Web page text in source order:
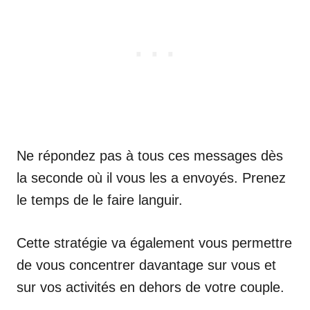
Ne répondez pas à tous ces messages dès
la seconde où il vous les a envoyés. Prenez
le temps de le faire languir.
Cette stratégie va également vous permettre
de vous concentrer davantage sur vous et
sur vos activités en dehors de votre couple.